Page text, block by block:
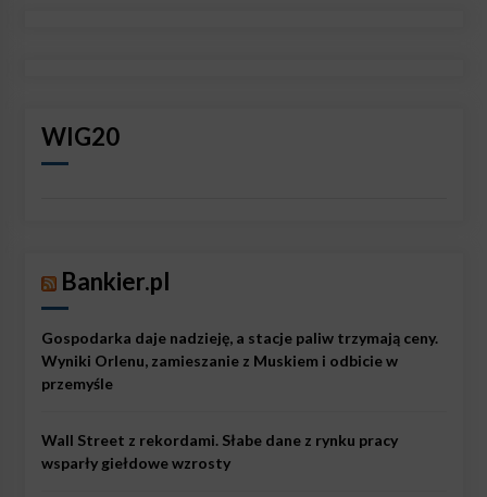
WIG20
Bankier.pl
Gospodarka daje nadzieję, a stacje paliw trzymają ceny.
Wyniki Orlenu, zamieszanie z Muskiem i odbicie w
przemyśle
Wall Street z rekordami. Słabe dane z rynku pracy
wsparły giełdowe wzrosty